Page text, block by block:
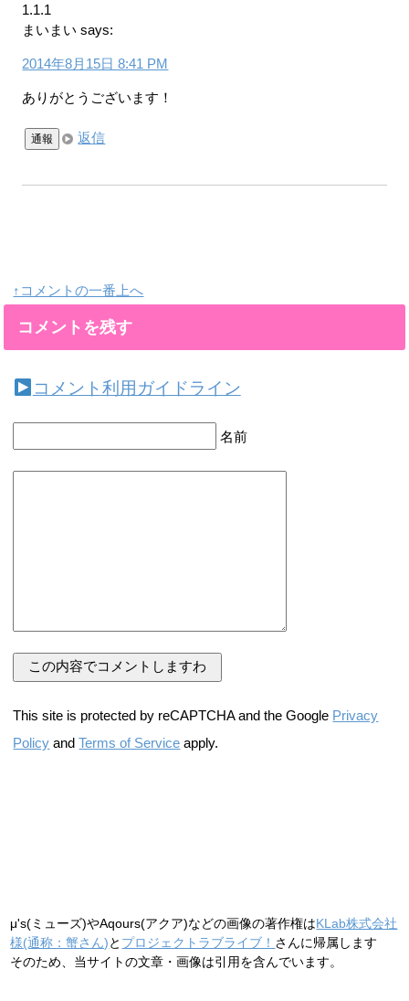
1.1.1
まいまい says:
2014年8月15日 8:41 PM
ありがとうございます！
通報 返信
↑コメントの一番上へ
コメントを残す
コメント利用ガイドライン
名前
This site is protected by reCAPTCHA and the Google Privacy
Policy andTerms of Service apply.
μ's(ミューズ)やAqours(アクア)などの画像の著作権はKLab株式会社
様(通称：蟹さん)と プロジェクトラブライブ！ さんに帰属します
そのため、当サイトの文章・画像は引用を含んでいます。